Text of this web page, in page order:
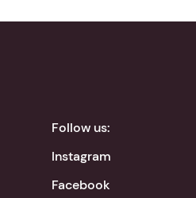
Follow us:
Instagram
Facebook